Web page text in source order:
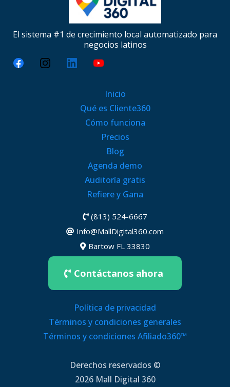
El sistema #1 de crecimiento local automatizado para
negocios latinos
Inicio
Qué es Cliente360
Cómo funciona
Precios
Blog
Agenda demo
Auditoría gratis
Refiere y Gana
(813) 524-6667
Info@MallDigital360.com
Bartow FL 33830
Contáctanos ahora
Política de privacidad
Términos y condiciones generales
Términos y condiciones Afiliado360™
Derechos reservados ©
2026 Mall Digital 360